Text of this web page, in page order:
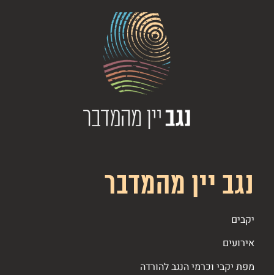
נגב יין מהמדבר
יקבים
אירועים
מפת יקבי וכרמי הנגב להורדה